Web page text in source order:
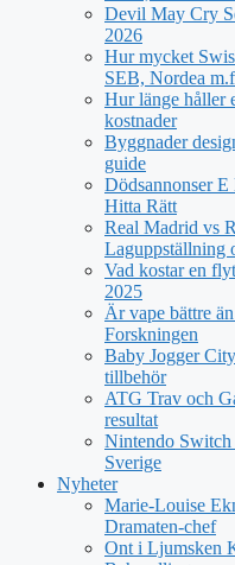
Devil May Cry
2026
Hur mycket
SEB, Nordea
Hur länge håller
kostnader
Byggnader
guide
Dödsannonser
Hitta Rätt
Real Madrid vs
Laguppställning
Vad kostar en
2025
Är vape bättre
Forskningen
Baby Jogger
tillbehör
ATG Trav och
resultat
Nintendo
Sverige
Nyheter
Marie-Louise
Dramaten-chef
Ont i Ljumsken